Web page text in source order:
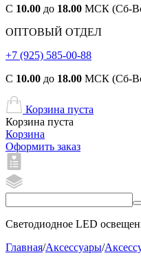
С 10.00 до 18.00 МСК (Сб-
ОПТОВЫЙ ОТДЕЛ
+7 (925) 585-00-88
С 10.00 до 18.00 МСК (Сб-
Корзина пуста
Корзина пуста
Корзина
Оформить заказ
Светодиодное LED
Главная/Аксессуары/